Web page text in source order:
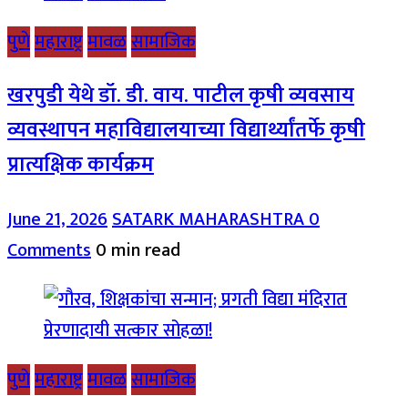
पुणेमहाराष्ट्रमावळसामाजिक
खरपुडी येथे डॉ. डी. वाय. पाटील कृषी व्यवसाय
व्यवस्थापन महाविद्यालयाच्या विद्यार्थ्यांतर्फे कृषी
प्रात्यक्षिक कार्यक्रम
June 21, 2026SATARK MAHARASHTRA0
Comments0 min read
पुणेमहाराष्ट्रमावळसामाजिक